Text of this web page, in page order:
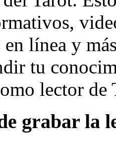
línea y
tu
lector de
grabar la